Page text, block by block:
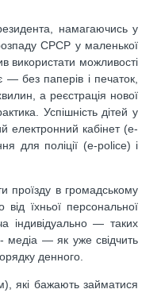
намагаючись у
СРСР у маленької
використати можливості
без паперів і печаток,
а реєстрація нової
Успішність дітей у
електронний кабінет (e-
для поліції (e-police) і
проїзду в громадському
їхньої персональної
індивідуально — таких
медіа — як уже свідчить
денного.
які бажають займатися